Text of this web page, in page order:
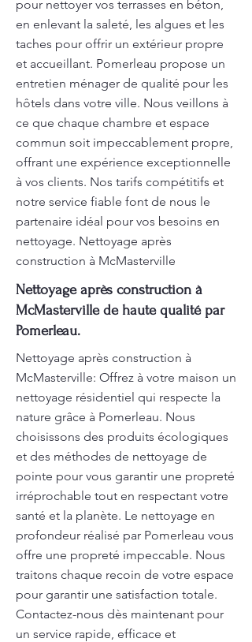
pour nettoyer vos terrasses en béton,
en enlevant la saleté, les algues et les
taches pour offrir un extérieur propre
et accueillant. Pomerleau propose un
entretien ménager de qualité pour les
hôtels dans votre ville. Nous veillons à
ce que chaque chambre et espace
commun soit impeccablement propre,
offrant une expérience exceptionnelle
à vos clients. Nos tarifs compétitifs et
notre service fiable font de nous le
partenaire idéal pour vos besoins en
nettoyage. Nettoyage après
construction à McMasterville
Nettoyage après construction à
McMasterville de haute qualité par
Pomerleau.
Nettoyage après construction à
McMasterville: Offrez à votre maison un
nettoyage résidentiel qui respecte la
nature grâce à Pomerleau. Nous
choisissons des produits écologiques
et des méthodes de nettoyage de
pointe pour vous garantir une propreté
irréprochable tout en respectant votre
santé et la planète. Le nettoyage en
profondeur réalisé par Pomerleau vous
offre une propreté impeccable. Nous
traitons chaque recoin de votre espace
pour garantir une satisfaction totale.
Contactez-nous dès maintenant pour
un service rapide, efficace et